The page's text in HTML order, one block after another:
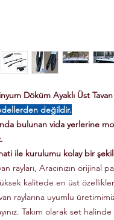
Döküm Ayaklı Üst Tavan
değildir.
bulunan vida yerlerine
ile kurulumu kolay bir
rayları, Aracınızın orijinal
kalitede en üst
raylarına uyumlu
Takım olarak set